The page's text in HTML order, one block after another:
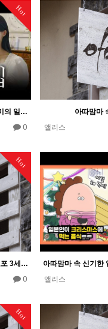
Hot
요즘 인기 많은 리센느 멤버 미나미의 일본집 방문 모습
0
아따맘마
앨리스
Hot
랩으로 정체성을 노래하는 재일교포 3세 래퍼 PM 케노비 인터뷰
0
앨리스
Hot